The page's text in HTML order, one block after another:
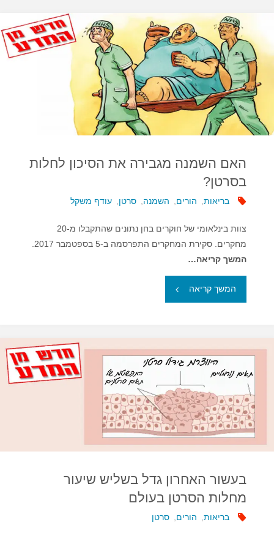
האם השמנה מגבירה את הסיכון לחלות
בסרטן?
בריאות, הורים, השמנה, סרטן, עודף משקל
צוות בינלאומי של חוקרים בחן נתונים שהתקבלו מ-20
מחקרים. סקירת המחקרים התפרסמה ב-5 בספטמבר 2017.
המשך קריאה…
המשך קריאה "האם
את
הסיכון
לחלות
בסרטן?"
בעשור האחרון גדל בשליש שיעור
מחלות הסרטן בעולם
בריאות הורים סרטן